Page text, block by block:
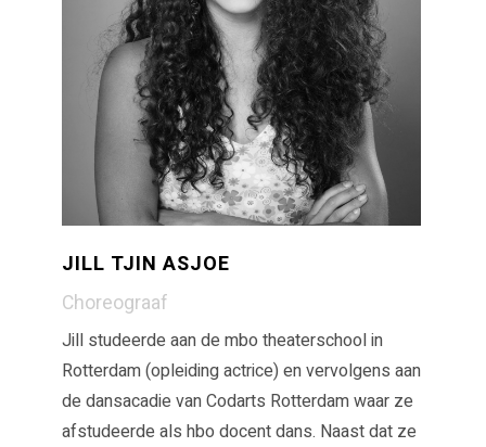
JILL TJIN ASJOE
Choreograaf
Jill studeerde aan de mbo theaterschool in
Rotterdam (opleiding actrice) en vervolgens aan
de dansacadie van Codarts Rotterdam waar ze
afstudeerde als hbo docent dans. Naast dat ze